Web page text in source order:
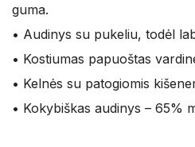
guma.
• Audinys su pukeliu, todėl
• Kostiumas papuoštas
• Kelnės su patogiomis
• Kokybiškas audinys – 65%